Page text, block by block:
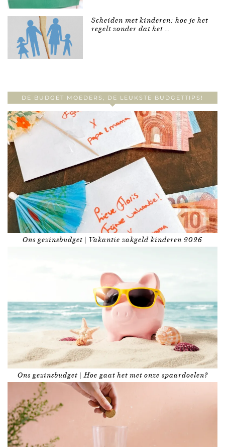
Scheiden met kinderen: hoe je het
regelt zonder dat het …
DE BUDGET MOEDERS, DE LEUKSTE BUDGETTIPS!
Ons gezinsbudget | Vakantie zakgeld kinderen 2026
Ons gezinsbudget | Hoe gaat het met onze spaardoelen?